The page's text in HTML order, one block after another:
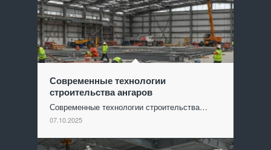
Современные технологии
строительства ангаров
Современные технологии строительства…
07.10.2025